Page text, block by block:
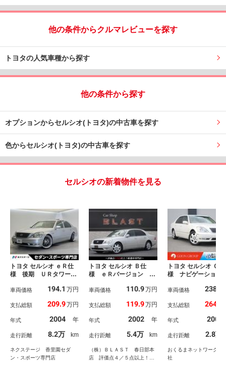
他の条件からクルマレビューを探す
トヨタの人気車種から探す
他の条件から探す
オプションからセルシオ(トヨタ)の中古車を探す
色からセルシオ(トヨタ)の中古車を探す
セルシオの新着物件を見る
トヨタ セルシオ ｅＲ仕
様 後期 ＵＲタワーバ
ー 本木製革巻きステア
ブルエアーシートセッ
ート ＨＫＳ車高調 ク
ルーズコントロール シ
ートヒーター
車両価格 194.1 万円
支払総額 209.9万円
年式 2004 年
走行距離 8.2万 km
ネクステージ 香里園セダ
ン・スポーツ専門店
トヨタ セルシオ Ｂ仕
様 ｅＲバージョン
つ！ベージュ内装』ガラ
ン サイドカメラ パワ
ン／ヒーター 純正ＤＶ
Ｄナビ ２３年製ＦＡＬ
ＫＥＮタイヤ フェンダ
ーポール ＨＩＤライト
車両価格 110.9万円
支払総額 119.9万円
年式 2002 年
走行距離 5.4万 km
（株）ＢＬＡＳＴ 春日部本
店 評価点４／５点以上！選
トヨタ セルシオ Ｃ仕
様 ナビゲーション
スマートキー ★オ
スソナー★本木目＋
＆シフトノブ★アイ
ー本革シート★コン
ータブル・エアーシ
★マークレビンソン
ミアムサラウンド
車両価格 238.5
支払総額 264.8
年式 2004
走行距離 2.8万
おくるまネットワーク株
社